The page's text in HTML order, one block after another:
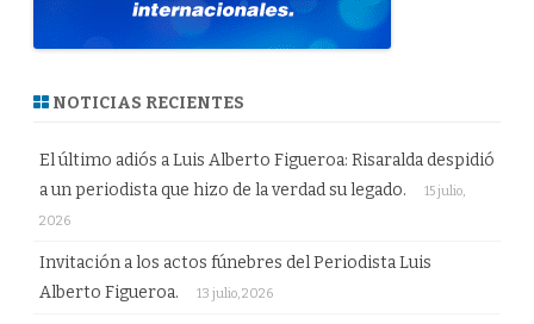
NOTICIAS RECIENTES
El último adiós a Luis Alberto Figueroa: Risaralda despidió
a un periodista que hizo de la verdad su legado.
15 julio,
2026
Invitación a los actos fúnebres del Periodista Luis
Alberto Figueroa.
13 julio, 2026